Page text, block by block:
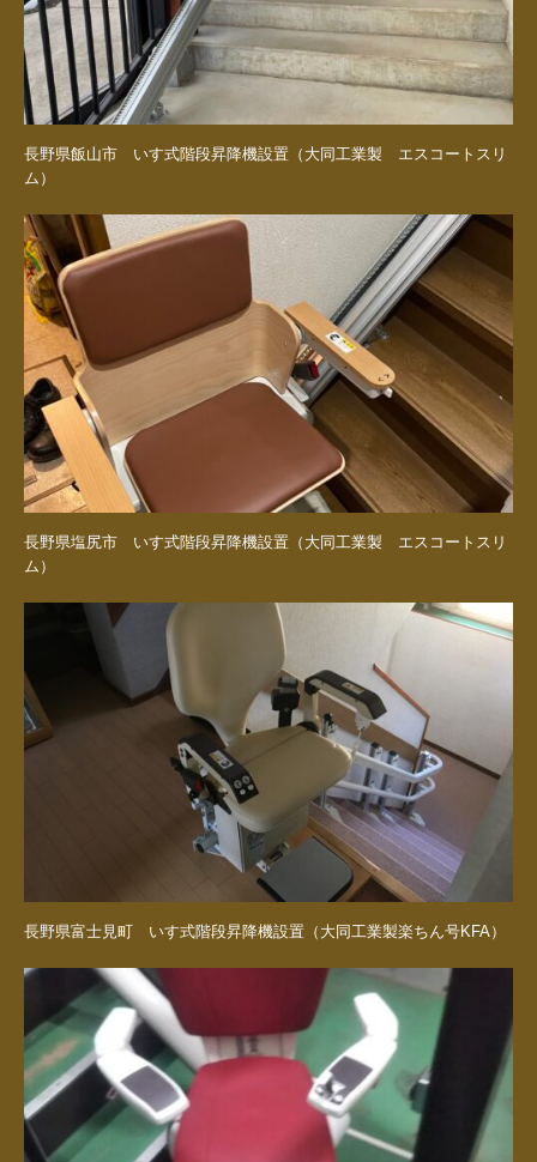
長野県飯山市 いす式階段昇降機設置（大同工業製 エスコートスリ
ム）
長野県塩尻市 いす式階段昇降機設置（大同工業製 エスコートスリ
ム）
長野県富士見町 いす式階段昇降機設置（大同工業製楽ちん号KFA）